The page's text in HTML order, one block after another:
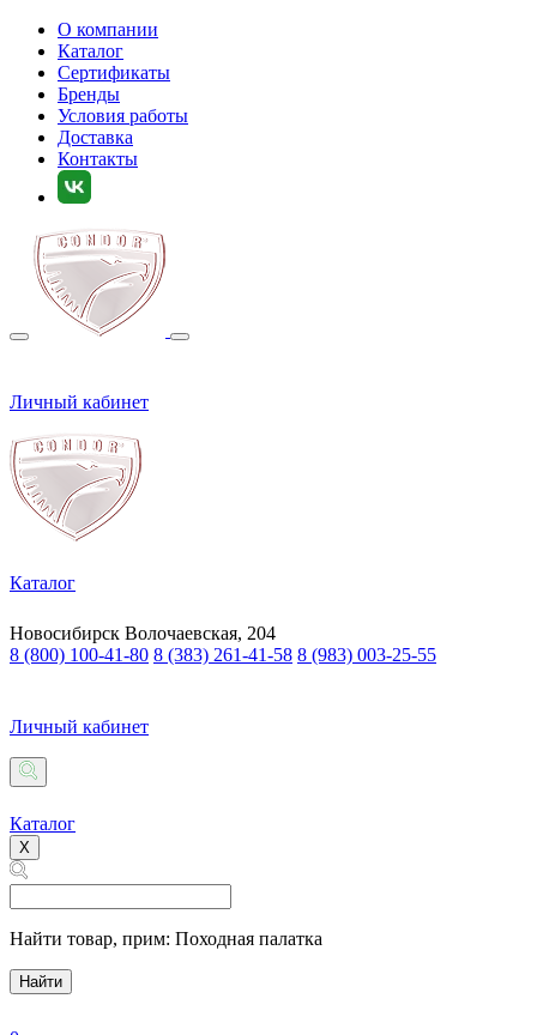
О компании
Каталог
Сертификаты
Бренды
Условия работы
Доставка
Контакты
Личный кабинет
Каталог
Новосибирск Волочаевская, 204
8 (800) 100-41-80 8 (383) 261-41-58 8 (983) 003-25-55
Личный кабинет
Каталог
X
Найти товар, прим: Походная палатка
Найти